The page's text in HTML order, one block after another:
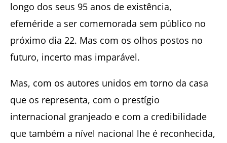
longo dos seus 95 anos de existência,
efeméride a ser comemorada sem público no
próximo dia 22. Mas com os olhos postos no
futuro, incerto mas imparável.
Mas, com os autores unidos em torno da casa
que os representa, com o prestígio
internacional granjeado e com a credibilidade
que também a nível nacional lhe é reconhecida,